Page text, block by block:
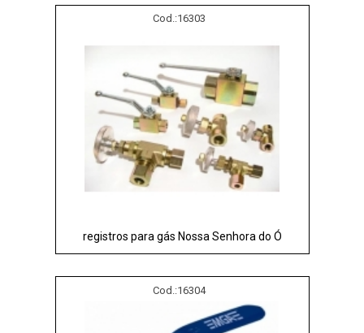
Cod.:16303
registros para gás Nossa Senhora do Ó
Cod.:16304